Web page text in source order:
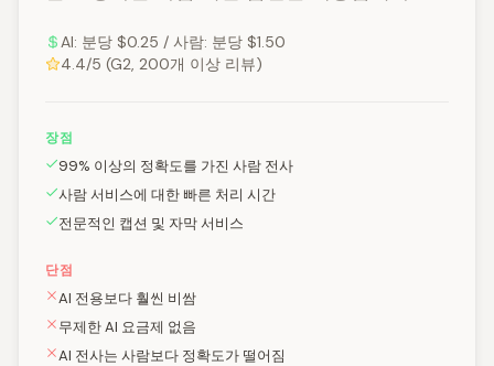
AI: 분당 $0.25 / 사람: 분당 $1.50
4.4/5 (G2, 200개 이상 리뷰)
장점
99% 이상의 정확도를 가진 사람 전사
사람 서비스에 대한 빠른 처리 시간
전문적인 캡션 및 자막 서비스
단점
AI 전용보다 훨씬 비쌈
무제한 AI 요금제 없음
AI 전사는 사람보다 정확도가 떨어짐